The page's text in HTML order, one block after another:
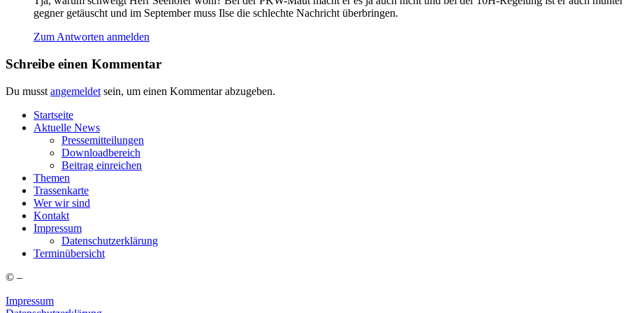
geg­ner getäuscht und im Sep­tem­ber muss Ilse die schlech­te Nach­richt überbringen.
Zum Antworten anmelden
Schreibe einen Kommentar
Du musst angemeldet sein, um einen Kommentar abzugeben.
Start­sei­te
Aktu­el­le News
Pres­se­mit­tei­lun­gen
Down­load­be­reich
Bei­trag einreichen
The­men
Tras­sen­kar­te
Wer wir sind
Kon­takt
Impres­sum
Daten­schutz­er­klä­rung
Ter­min­über­sicht
© –
Impressum